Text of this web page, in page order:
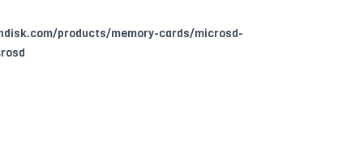
products/memory-cards/microsd-